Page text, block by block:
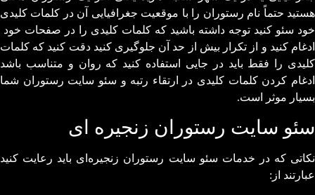
هستید حتماً نام رستوران را با موقعیت جغرافیایی آن در کلمات کلیدی
خود سئو کنید توجه داشته باشید که کلمات کلیدی را در صفحات خود
ادغام کنید و از تکرار بیش از حد آن جلوگیری کنید دقت کنید که کلمات
کلیدی را فقط باید در جایی استفاده کنید که روان و متناسب باشد
ادغام کردن کلمات کلیدی در ارتقاء رتبه و سئو سایت رستوران شما
بسیار موثر است.
سئو سایت رستوران زنجیره ای
نکاتی که در خدمات سئو سایت رستوران زنجیره‌ای باید رعایت کنید
عبارتند از: